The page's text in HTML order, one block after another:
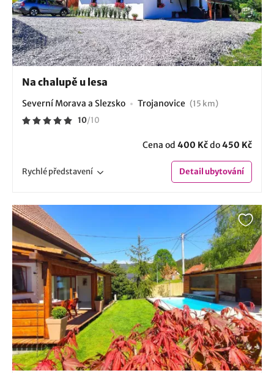
Na chalupě u lesa
Severní Morava a Slezsko Trojanovice (15 km)
10/10
Cena od 400 Kčdo450 Kč
Rychlépředstavení Detailubytování